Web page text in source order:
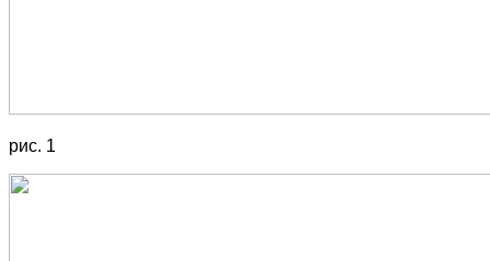
рис. 1